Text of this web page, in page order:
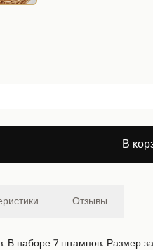
В
Отзывы
В наборе 7 штампов. Размер